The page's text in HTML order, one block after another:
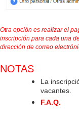
Otra opción es realizar el
inscripción para cada una
dirección de correo
NOTAS
La
vacantes.
F.A.Q.